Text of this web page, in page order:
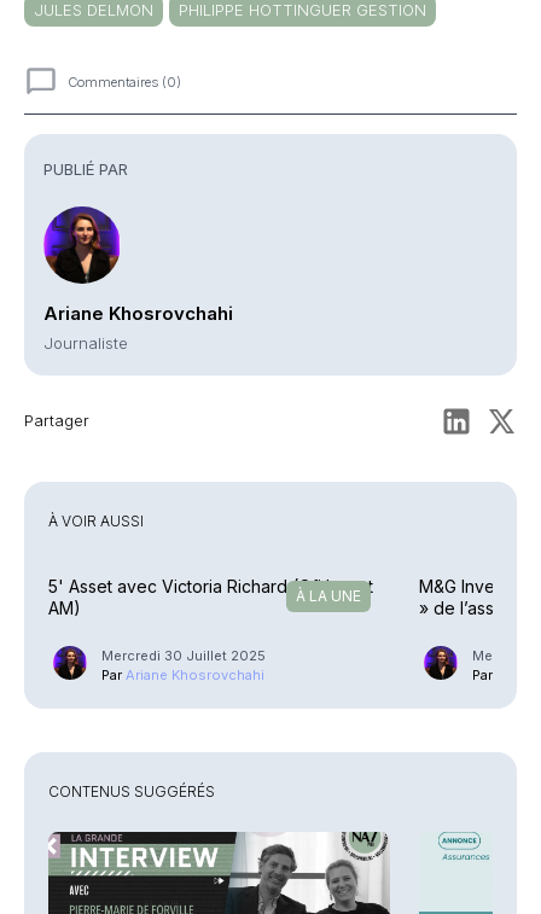
PUBLIÉ PAR
Ariane Khosrovchahi
Journaliste
Partager
JULES DELMON PHILIPPE HOTTINGUER GESTION
Commentaires (0)
À VOIR AUSSI
À LA UNE
5' Asset avec Victoria Richard (Ofi Invest
AM)
Mercredi 30 Juillet 2025
Par Ariane Khosrovchahi
M&G
» de l’asset
Mercredi
Par
CONTENUS SUGGÉRÉS